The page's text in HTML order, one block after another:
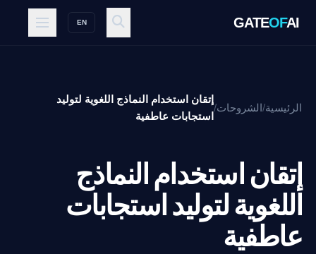
GATEOFAI
EN
الرئيسية/الشروحات/
إتقان استخدام النماذج اللغوية لتوليد
استجابات عاطفية
إتقان استخدام النماذج
اللغوية لتوليد استجابات
عاطفية